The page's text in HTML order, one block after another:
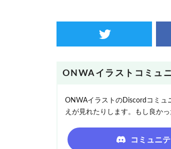
ONWAイラストコミュ
ONWAイラストのDiscordコミュ
えが見れたりします。もし良か
コミュニ